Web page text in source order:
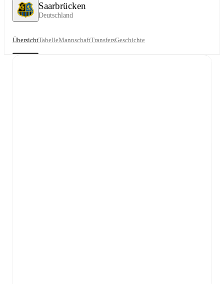
Saarbrücken
Deutschland
ÜbersichtTabelleMannschaftTransfersGeschichte